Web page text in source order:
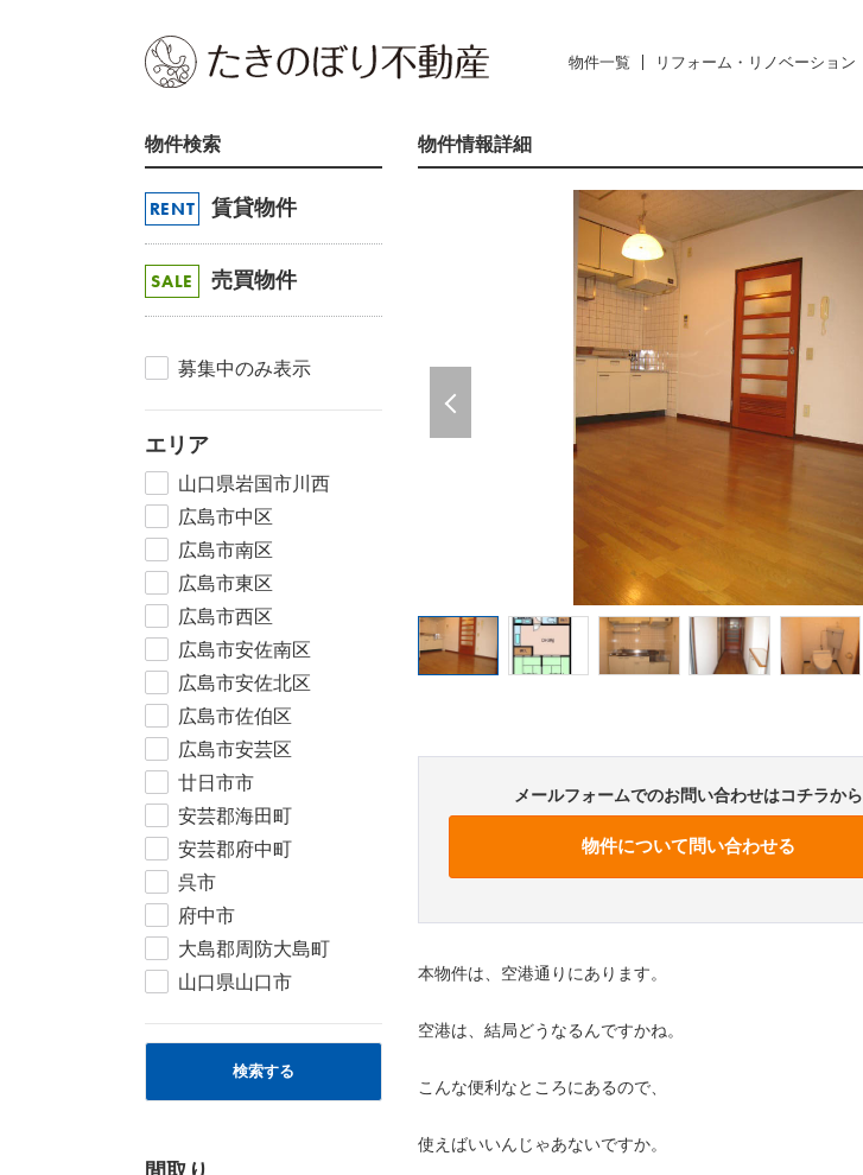
物件一覧 リフォーム・リノベーション
物件情報詳細
メールフォームでのお問い合わせはコチラから
本物件は、空港通りにあります。
空港は、結局どうなるんですかね。
こんな便利なところにあるので、
使えばいいんじゃあないですか。
物件検索
RENT 賃貸物件
SALE 売買物件
募集中のみ表示
エリア
山口県岩国市川西
広島市中区
広島市南区
広島市東区
広島市西区
広島市安佐南区
広島市安佐北区
広島市佐伯区
広島市安芸区
廿日市市
安芸郡海田町
安芸郡府中町
呉市
府中市
大島郡周防大島町
山口県山口市
検索する